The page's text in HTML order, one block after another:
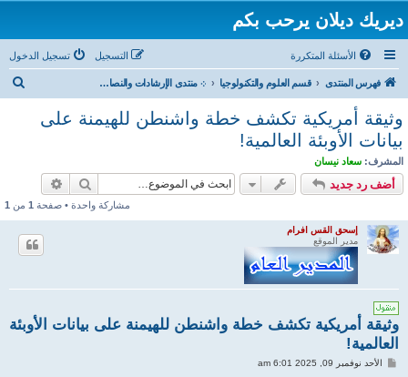
ديريك ديلان يرحب بكم
الأسئلة المتكررة تسجيل الدخول التسجيل
فهرس المنتدى قسم العلوم والتكنولوجيا ܀ منتدى الإرشادات والنصائح الطبية ـ جديد الطب
وثيقة أمريكية تكشف خطة واشنطن للهيمنة على
بيانات الأوبئة العالمية!
المشرف: سعاد نيسان
أضف رد جديد بحث
مشاركة واحدة • صفحة 1 من 1
إسحق القس افرام
مدير الموقع
وثيقة أمريكية تكشف خطة واشنطن للهيمنة على بيانات الأوبئة
العالمية!
الأحد نوفمبر 09, 2025 6:01 am